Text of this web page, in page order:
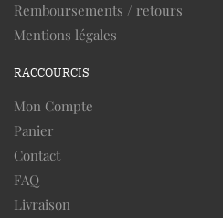
Remboursements / retours
Mentions légales
RACCOURCIS
Mon Compte
Panier
Contact
FAQ
Livraison